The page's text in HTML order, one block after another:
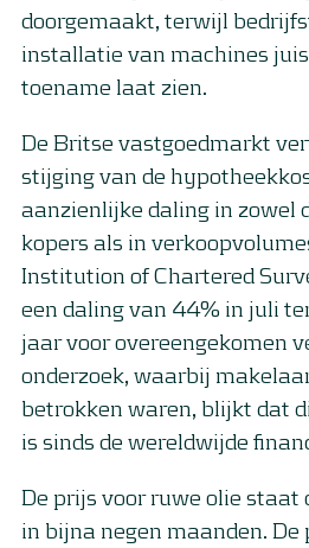
doorgemaakt, terwijl
installatie van machines
toename laat zien.
De Britse vastgoedmarkt
stijging van de
aanzienlijke daling in zowel
kopers als in
Institution of Chartered
een daling van 44% in juli
jaar voor overeengekomen
onderzoek, waarbij
betrokken waren, blijkt dat
is sinds de wereldwijde
De prijs voor ruwe olie staat
in bijna negen maanden.